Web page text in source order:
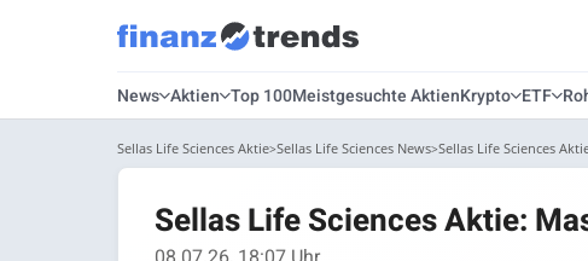
News Aktien Top 100Meistgesuchte AktienKrypto ETF
Sellas Life Sciences Aktie Sellas Life Sciences News Sellas Life Sciences
Sellas Life Sciences Aktie: